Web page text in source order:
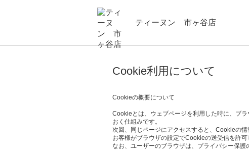
ティーヌン 市ヶ谷店
Cookie利用について
Cookieの概要について
Cookieとは、ウェブページを利用した時に、ブ
おく仕組みです。
次回、同じページにアクセスすると、Cookieの
お客様がブラウザの設定でCookieの送受信を許
なお、ユーザーのブラウザは、プライバシー保